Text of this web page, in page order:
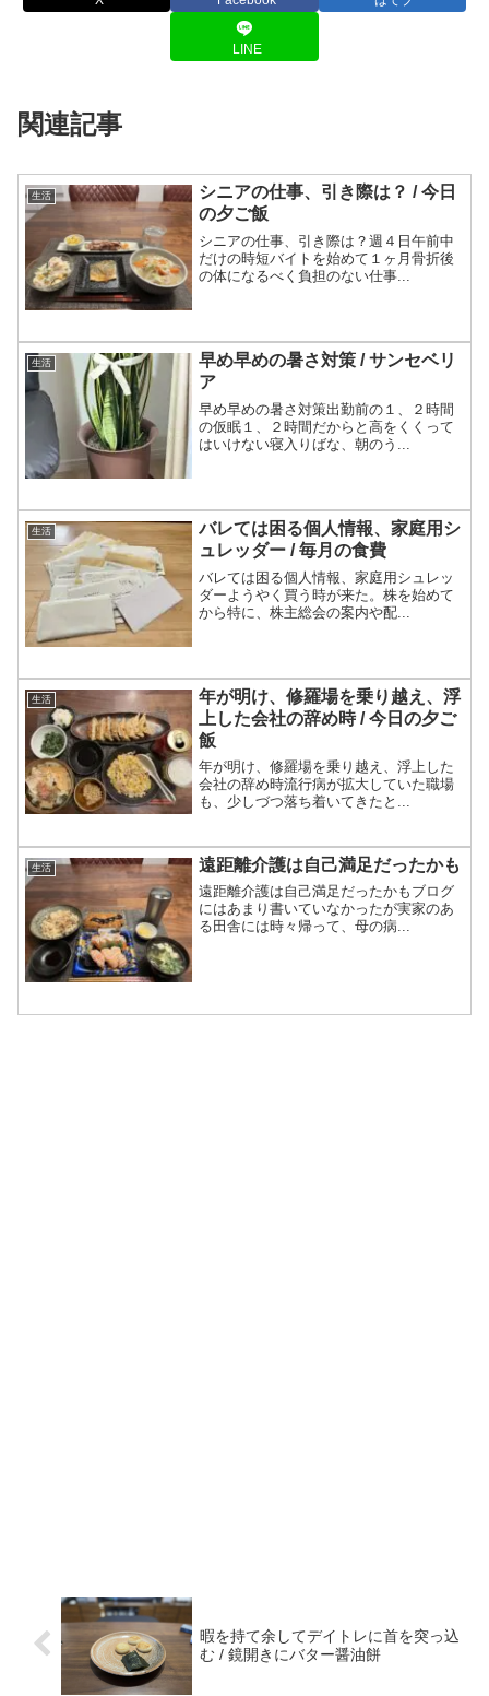
LINE
関連記事
生活
シニアの仕事、引き際は？ / 今日
の夕ご飯
シニアの仕事、引き際は？週４日午前中
だけの時短バイトを始めて１ヶ月骨折後
の体になるべく負担のない仕事...
生活
早め早めの暑さ対策 / サンセベリ
ア
早め早めの暑さ対策出勤前の１、２時間
の仮眠１、２時間だからと高をくくって
はいけない寝入りばな、朝のう...
生活
バレては困る個人情報、家庭用シ
ュレッダー / 毎月の食費
バレては困る個人情報、家庭用シュレッ
ダーようやく買う時が来た。株を始めて
から特に、株主総会の案内や配...
生活
年が明け、修羅場を乗り越え、浮
上した会社の辞め時 / 今日の夕ご
飯
年が明け、修羅場を乗り越え、浮上した
会社の辞め時流行病が拡大していた職場
も、少しづつ落ち着いてきたと...
生活 遠距離介護は自己満足だったかも
遠距離介護は自己満足だったかもブログ
にはあまり書いていなかったが実家のあ
る田舎には時々帰って、母の病...
暇を持て余してデイトレに首を突っ込
む / 鏡開きにバター醤油餅